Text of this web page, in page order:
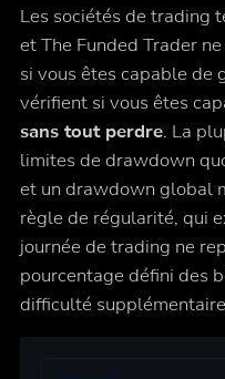
Les sociétés de trading
et The Funded Trader
si vous êtes capable de
vérifient si vous êtes
sans tout perdre. La
limites de drawdown
et un drawdown global
règle de régularité, qui
journée de trading ne
pourcentage défini des
difficulté